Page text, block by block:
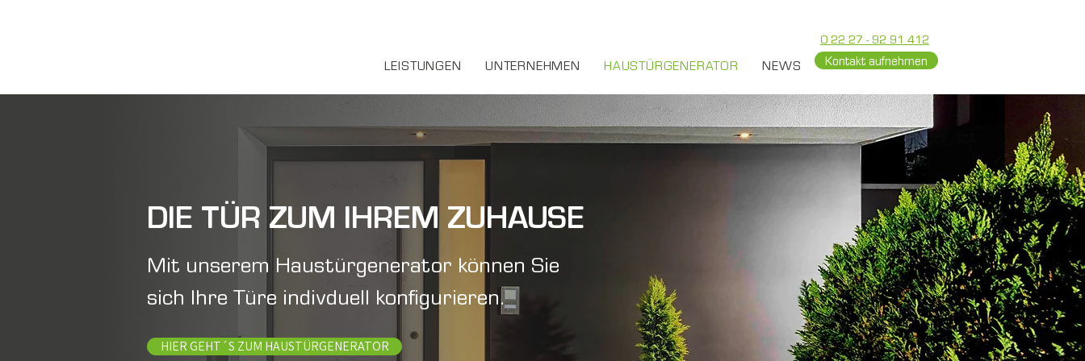
LEISTUNGEN UNTERNEHMEN HAUSTÜRGENERATOR NEWS
0 22 27 - 92 91 412‬
Kontakt aufnehmen
Mit unserem Haustürgenerator können Sie
sich Ihre Türe indivduell konfigurieren.
HIER GEHT´S ZUM HAUSTÜRGENERATOR
DIE TÜR ZUM IHREM ZUHAUSE